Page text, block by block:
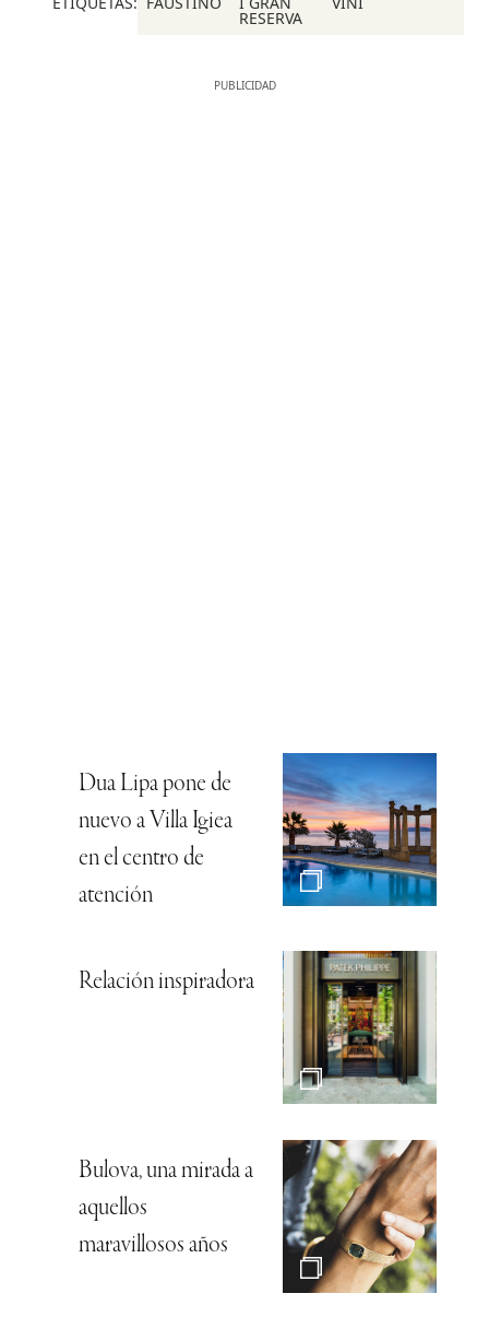
RESERVA
Dua Lipa pone de
nuevo a Villa Igiea
en el centro de
atención
Relación inspiradora
Bulova, una mirada a
aquellos
maravillosos años